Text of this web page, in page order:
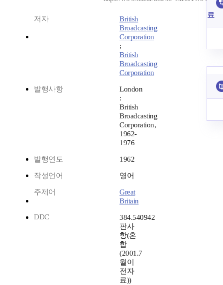
저자
British
Broadcasting
Corporation
;
British
Broadcasting
Corporation
발행사항
London
:
British
Broadcasting
Corporation,
1962-
1976
발행연도 1962
작성언어 영어
주제어
Great
Britain
DDC
384.540942
판사
항(혼
합
(2001.7
월이
전자
료))
료